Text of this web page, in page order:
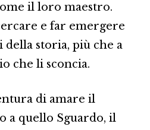
il loro maestro.
e far emergere
storia, più che a
che li sconcia.
di amare il
a quello Sguardo, il